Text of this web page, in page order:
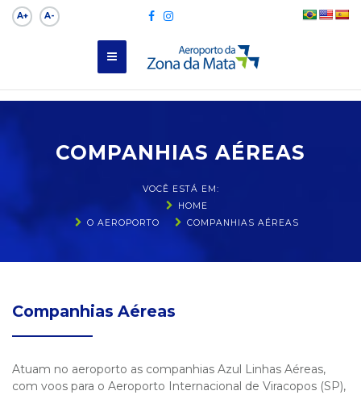
A+ A-
COMPANHIAS AÉREAS
VOCÊ ESTÁ EM:
HOME
O AEROPORTO
COMPANHIAS AÉREAS
Companhias Aéreas
Atuam no aeroporto as companhias Azul Linhas Aéreas,
com voos para o Aeroporto Internacional de Viracopos (SP),